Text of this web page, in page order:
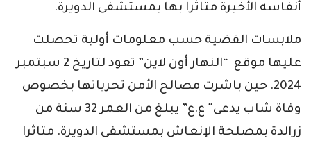
أنفاسه الأخيرة متاثرا بها بمستشفى الدويرة.
ملابسات القضية حسب معلومات أولية تحصلت
عليها موقع “النهار أون لاين” تعود لتاريخ 2 سبتمبر
2024. حين باشرت مصالح الأمن تحرياتها بخصوص
وفاة شاب يدعى” ع.ع” يبلغ من العمر 32 سنة من
زرالدة بمصلحة الإنعاش بمستشفى الدويرة. متاثرا